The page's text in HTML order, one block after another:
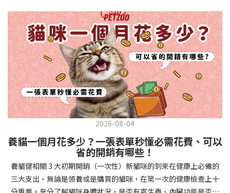
時立即獎勵。另外要處理的常見問題包括咬人、啃咬家具和亂叫。
每當出現不當行為，給予適當替代品（如咬玩具代替咬手），並在
幼犬選擇正確行為時獎勵，這比責罵更有效。社交化訓練 兩個月大
的幼犬正處於社會化黃金期，這階段的經驗將深刻影響未來性格。
安排幼犬接觸不同人類（包括兒童、戴眼鏡的人、使用拐杖的人
等）、各種動物、交通工具和環境聲音。起初保持在安全、受控的
情境中，逐漸增加複雜度。每次正面社交體驗後給予獎勵，建立幼
犬對新事物的積極態度。進階技巧強化 基礎訓練穩固後，可以進入
更複雜的技巧訓練。這包括遠距離控制、不同干擾下的指令遵從、
多步驟動作等。使用延遲獎勵技巧，讓幼犬學會即使沒有立即獎勵
也能保持良好行為。引入不同環境中的訓練，如公園、寵物店等，
幫助幼犬在各種情境下都能聽從指令。維持良好習慣 成功的訓練不
是一次性的，而是需要持續維護。即使幼犬已經掌握所有技能，也
要定期複習，防止行為退化。將訓練融入日常生活，如出門前的
下降，表示身體狀況不佳，應儘快就醫！📌 貓咪拉肚子判斷步驟5：
檢查是否需要帶去看獸醫 如果拉肚子 1~2 次但精神好、食慾正常，
可以先觀察，如果腹瀉超過 48 小時或水狀腹瀉 + 嗜睡、食慾下降、
嘔吐 應立即就醫。 透過這 5 個步驟，你可以快速判斷貓咪拉肚子的
原因與嚴重程度，確保毛孩的腸胃健康！如果不確定情況，還是建
議讓獸醫檢查，才能安心哦！🐾💖4種高風險群貓咪拉肚子要小心高
風險貓咪包含：幼貓、老貓、懷孕貓、有慢性疾病貓，這些貓咪在
身體狀況出現警訊時要特別注意，如拉肚子次數超過2次以上，就建
議直接尋求獸醫協助。2要訣判斷貓咪拉肚子要不要看醫生 高風險貓
的貓咪，如拉肚子超過2-3天，建議直接尋求獸醫師協助。並記得提
供觀察紀錄給予獸醫師進行專業判斷。貓咪拉肚子但精神很好？如
果飼主有發現貓咪拉肚子的情形，但貓咪的精神很好。有可能與飲
食方便相關，回想是否進食新的食物，或是正進行飼料更換的過
兩全其美！貓咪掉毛原因1. 皮膚問題貓咪皮膚問題是造成掉毛的常
見兇手！皮膚發炎、感染或是長期搔癢，都會讓貓咪的毛髮失去健
康光澤並大量脫落。常見的皮膚問題包括皮膚黴菌、細菌感染、疥
癬蟲等寄生蟲，甚至是皮膚過度乾燥。如果發現貓咪皮膚有紅腫、
結痂、脫屑或異常氣味，同時伴隨掉毛，建議盡快帶牠看獸醫哦！
貓咪掉毛原因2. 過敏誰說只有人類會過敏？貓咪也會！貓咪可能對
環境中的塵蟎、花粉、清潔劑，甚至是食物中的某些成分產生過敏
反應。過敏症狀不只是打噴嚏、流眼淚，還會引起皮膚搔癢和掉毛
問題。特別是食物過敏，更是常被忽略的掉毛元兇！如果貓咪經常
抓癢或舔舐特定部位，同時伴隨掉毛，很可能是過敏在作怪呢！貓
咪掉毛原因3. 營養不足貓咪的毛髮健康與營養息息相關！當貓咪飲
食中缺乏必要的蛋白質、脂肪酸（尤其是Omega-3和Omega-
6）、維生素或礦物質時，毛髮就會變得乾燥、脆弱，容易斷裂脫
落。長期餵食低品質或不均衡的貓糧，可能使貓咪營養不良，進而
2026-08-04
養貓一個月花多少？一張表單秒懂必需花費、可以
省的開銷有哪些！
養貓健相關 3 大初期開銷（一次性）新貓咪的到來在健康上必備的
三大支出，無論是領養或是購買的貓咪，在第一次的健康檢查上十